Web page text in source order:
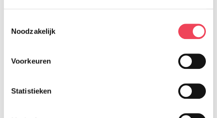
Noodzakelijk
Voorkeuren
Statistieken
Werff
praten, met andere patiënten en